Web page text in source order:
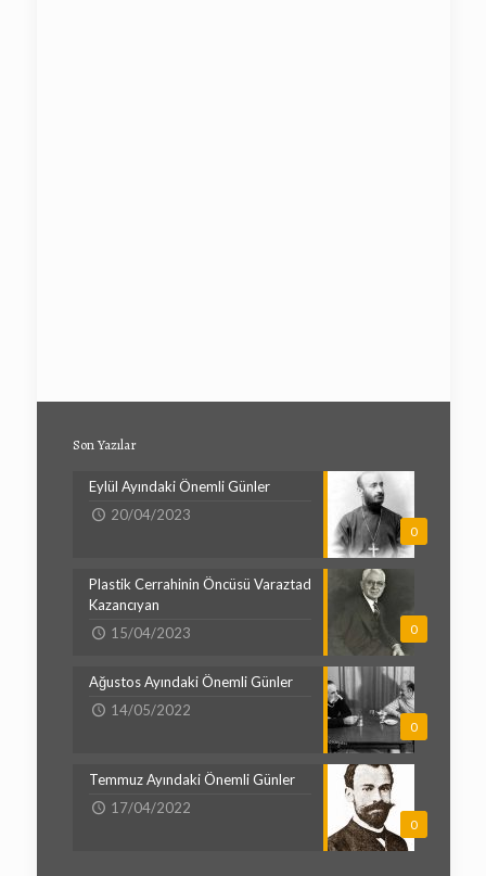
Son Yazılar
0
Eylül Ayındaki Önemli Günler
20/04/2023
0
Plastik Cerrahinin Öncüsü Varaztad
Kazancıyan
15/04/2023
0
Ağustos Ayındaki Önemli Günler
14/05/2022
0
Temmuz Ayındaki Önemli Günler
17/04/2022